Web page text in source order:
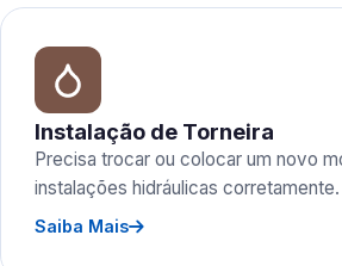
Instalação de Torneira
Precisa trocar ou colocar um novo
instalações hidráulicas corretamente.
Saiba Mais